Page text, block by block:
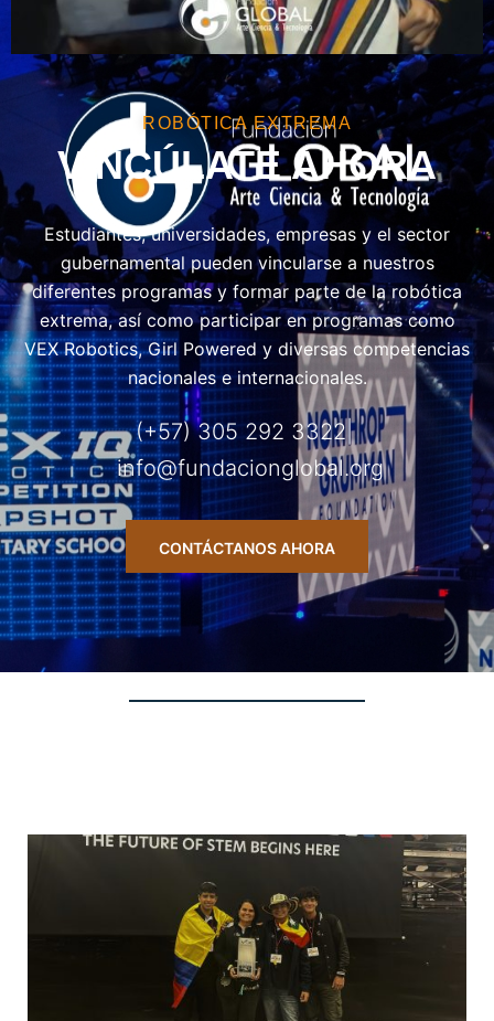
ROBÓTICA EXTREMA
VINCÚLATE AHORA
Estudiantes, universidades, empresas y el sector
gubernamental pueden vincularse a nuestros
diferentes programas y formar parte de la robótica
extrema, así como participar en programas como
VEX Robotics, Girl Powered y diversas competencias
nacionales e internacionales.
(+57) 305 292 3322|
info@fundacionglobal.org
CONTÁCTANOS AHORA